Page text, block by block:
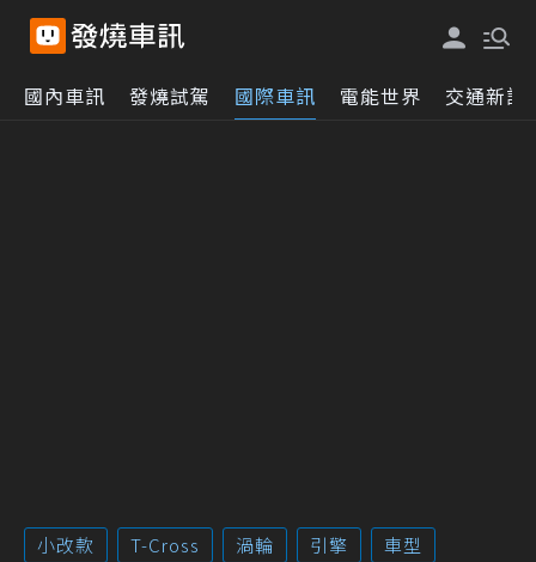
國內車訊 發燒試駕 國際車訊 電能世界 交通新訊
小改款 T-Cross 渦輪 引擎
車型